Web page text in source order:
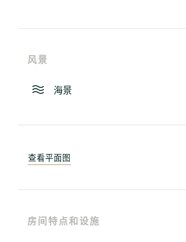
风景
海景
查看平面图
房间特点和设施